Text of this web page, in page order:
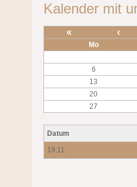
Kalender mit
« ‹
Mo
6
13
20
27
Datum
19.11.